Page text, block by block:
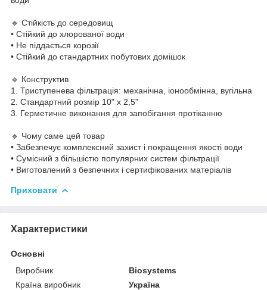
🔹 Стійкість до середовищ
• Стійкий до хлорованої води
• Не піддається корозії
• Стійкий до стандартних побутових домішок
🔹 Конструктив
1. Триступенева фільтрація: механічна, іонообмінна, вугільна
2. Стандартний розмір 10" x 2,5"
3. Герметичне виконання для запобігання протіканню
🔹 Чому саме цей товар
• Забезпечує комплексний захист і покращення якості води
• Сумісний з більшістю популярних систем фільтрації
• Виготовлений з безпечних і сертифікованих матеріалів
Приховати
Характеристики
Основні
Виробник
Biosystems
Країна виробник
Україна